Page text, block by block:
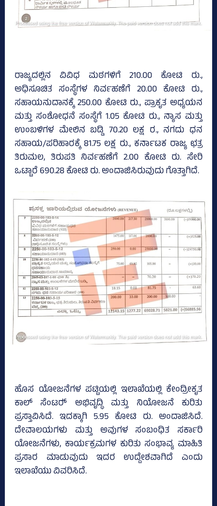
ರಾಜ್ಯದಲ್ಲಿನ ವಿವಿಧ ಮಠಗಳಿಗೆ 210.00 ಕೋಟಿ ರು.,
ಅಧಿಸೂಚಿತ ಸಂಸ್ಥೆಗಳ ನಿರ್ವಹಣೆಗೆ 20.00 ಕೋಟಿ ರು.,
ಸಹಾಯನುದಾನಕ್ಕೆ 250.00 ಕೋಟಿ ರು., ಪ್ರಾಕೃತ ಅಧ್ಯಯನ
ಮತ್ತು ಸಂಶೋಧನೆ ಸಂಸ್ಥೆಗೆ 1.05 ಕೋಟಿ ರು., ನ್ಯಾಸ ಮತ್ತು
ಉಂಬಳಿಗಳ ಮೇಲಿನ ಬಡ್ಡಿ 70.20 ಲಕ್ಷ ರ., ನಗದು ಧನ
ಸಹಾಯ/ಪರಿಹಾರಕ್ಕೆ 81.75 ಲಕ್ಷ ರು., ಕರ್ನಾಟಕ ರಾಜ್ಯ ಛತ್ರ
ತಿರುಮಲ, ತಿರುಪತಿ ನಿರ್ವಹಣೆಗೆ 2.00 ಕೋಟಿ ರು. ಸೇರಿ
ಒಟ್ಟಾರೆ 690.28 ಕೋಟಿ ರು. ಅಂದಾಜಿಸಿರುವುದು ಗೊತ್ತಾಗಿದೆ.
ಹೊಸ ಯೋಜನೆಗಳ ಪಟ್ಟಿಯಲ್ಲಿ ಇಲಾಖೆಯಲ್ಲಿ ಕೇಂದ್ರೀಕೃತ
ಕಾಲ್‌ ಸೆಂಟರ್‍‌ ಅಭಿವೃದ್ಧಿ ಮತ್ತು ನಿಯೋಜನೆ ಕುರಿತು
ಪ್ರಸ್ತಾವಿಸಿದೆ. ಇದಕ್ಕಾಗಿ 5.95 ಕೋಟಿ ರು. ಅಂದಾಜಿಸಿದೆ.
ದೇವಾಲಯಗಳು ಮತ್ತು ಅವುಗಳ ಸಂಬಂಧಿತ ಸರ್ಕಾರಿ
ಯೋಜನೆಗಳು, ಕಾರ್ಯಕ್ರಮಗಳ ಕುರಿತು ಸಂಭಾವ್ಯ ಮಾಹಿತಿ
ಪ್ರಸಾರ ಮಾಡುವುದು ಇದರ ಉದ್ದೇಶವಾಗಿದೆ ಎಂದು
ಇಲಾಖೆಯು ವಿವರಿಸಿದೆ.